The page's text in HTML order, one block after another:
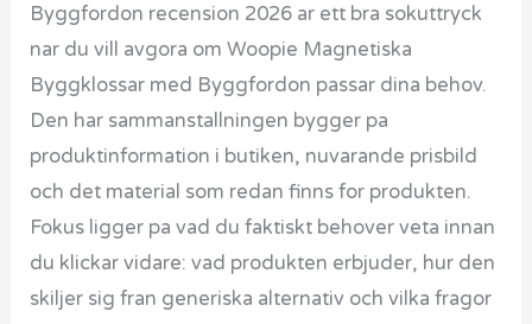
Byggfordon recension 2026 ar ett bra sokuttryck
nar du vill avgora om Woopie Magnetiska
Byggklossar med Byggfordon passar dina behov.
Den har sammanstallningen bygger pa
produktinformation i butiken, nuvarande prisbild
och det material som redan finns for produkten.
Fokus ligger pa vad du faktiskt behover veta innan
du klickar vidare: vad produkten erbjuder, hur den
skiljer sig fran generiska alternativ och vilka fragor